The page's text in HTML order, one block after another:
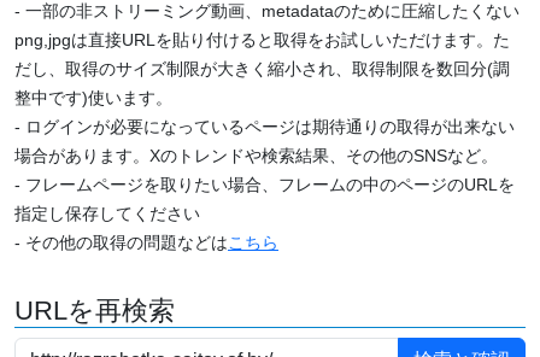
- 一部の非ストリーミング動画、metadataのために圧縮したくない
png,jpgは直接URLを貼り付けると取得をお試しいただけます。た
だし、取得のサイズ制限が大きく縮小され、取得制限を数回分(調
整中です)使います。
- ログインが必要になっているページは期待通りの取得が出来ない
場合があります。Xのトレンドや検索結果、その他のSNSなど。
- フレームページを取りたい場合、フレームの中のページのURLを
指定し保存してください
- その他の取得の問題などはこちら
URLを再検索